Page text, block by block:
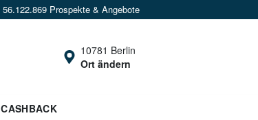
56.122.869 Prospekte & Angebote
10781 Berlin
Ort ändern
CASHBACK